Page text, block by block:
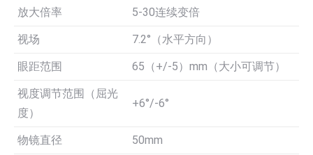
放大倍率 5-30连续变倍
视场 7.2°（水平方向）
眼距范围 65（+/-5）mm（大小可调节）
视度调节范围（屈光
度）
+6°/-6°
物镜直径 50mm